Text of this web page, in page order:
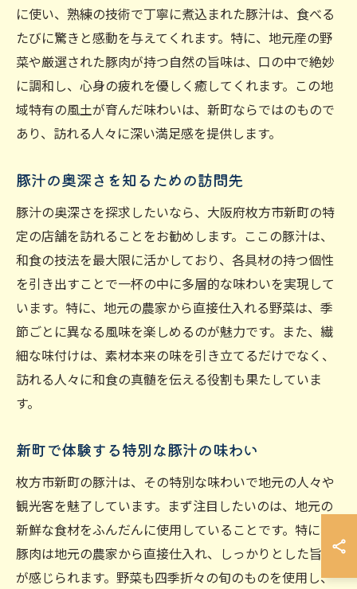
に使い、熟練の技術で丁寧に煮込まれた豚汁は、食べる
たびに驚きと感動を与えてくれます。特に、地元産の野
菜や厳選された豚肉が持つ自然の旨味は、口の中で絶妙
に調和し、心身の疲れを優しく癒してくれます。この地
域特有の風土が育んだ味わいは、新町ならではのもので
あり、訪れる人々に深い満足感を提供します。
豚汁の奥深さを知るための訪問先
豚汁の奥深さを探求したいなら、大阪府枚方市新町の特
定の店舗を訪れることをお勧めします。ここの豚汁は、
和食の技法を最大限に活かしており、各具材の持つ個性
を引き出すことで一杯の中に多層的な味わいを実現して
います。特に、地元の農家から直接仕入れる野菜は、季
節ごとに異なる風味を楽しめるのが魅力です。また、繊
細な味付けは、素材本来の味を引き立てるだけでなく、
訪れる人々に和食の真髄を伝える役割も果たしていま
す。
新町で体験する特別な豚汁の味わい
枚方市新町の豚汁は、その特別な味わいで地元の人々や
観光客を魅了しています。まず注目したいのは、地元の
新鮮な食材をふんだんに使用していることです。特に、
豚肉は地元の農家から直接仕入れ、しっかりとした旨味
が感じられます。野菜も四季折々の旬のものを使用し、